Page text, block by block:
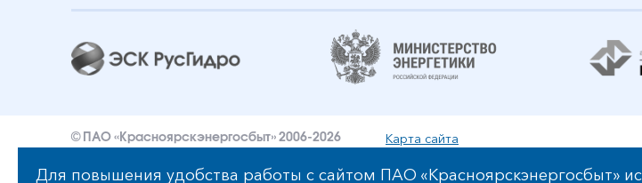
© ПАО «Красноярскэнергосбыт» 2006-2026
Карта сайта
Уведомление об ответственности и праве интеллектуальной собственности
Для повышения удобства работы с сайтом ПАО «Красноярскэнергосбыт»